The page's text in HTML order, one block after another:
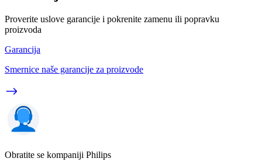
Proverite uslove garancije i pokrenite zamenu ili popravku
proizvoda
Garancija
Smernice naše garancije za proizvode
Obratite se kompaniji Philips